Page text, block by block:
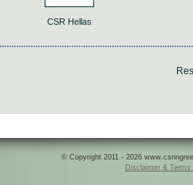
CSR Hellas
© Copyright 2011 - 2026
Disclaimer & Terms